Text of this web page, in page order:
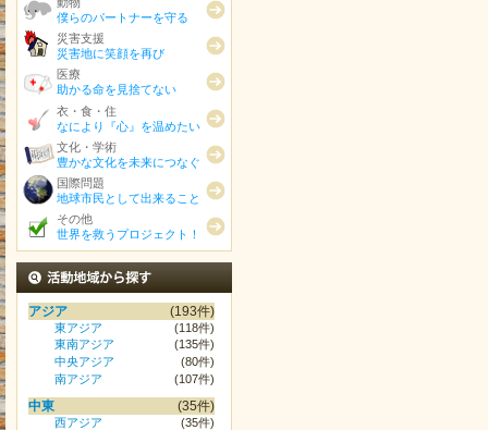
僕らのパートナーを守る
災害支援
災害地に笑顔を再び
医療
助かる命を見捨てない
衣・食・住
なにより『心』を温めたい
文化・学術
豊かな文化を未来につなぐ
国際問題
地球市民として出来ること
その他
世界を救うプロジェクト！
活動地域から探す
アジア (193件)
東アジア
(118件)
東南アジア
(135件)
中央アジア
(80件)
南アジア
(107件)
中東 (35件)
西アジア
(35件)